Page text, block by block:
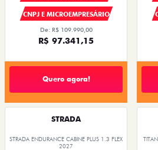
CNPJ E MICROEMPRESÁRIO
De: R$ 109.990,00
R$ 97.341,15
Quero agora!
STRADA
STRADA ENDURANCE CABINE PLUS 1.3 FLEX
2027